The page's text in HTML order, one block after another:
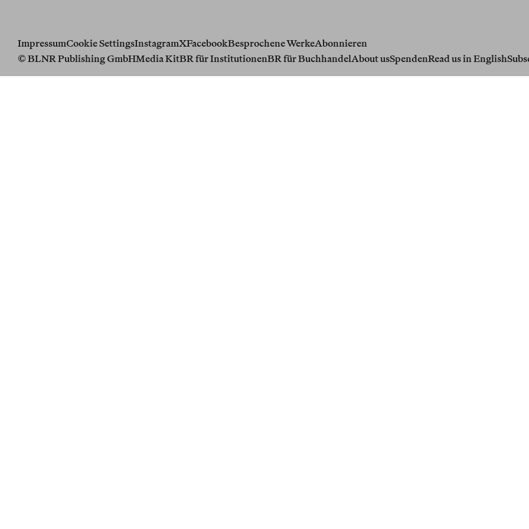
ImpressumCookie SettingsInstagramXFacebookBesprochene WerkeAbonnieren
© BLNR Publishing GmbHMedia KitBR für InstitutionenBR für BuchhandelAbout usSpendenRead us in English